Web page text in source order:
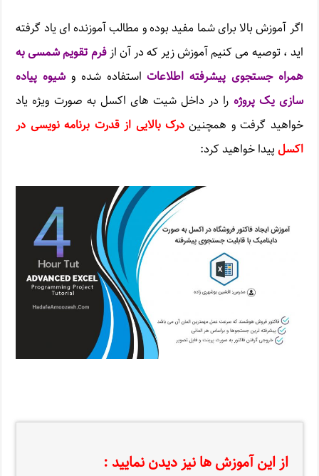
اگر آموزش بالا برای شما مفید بوده و مطالب آموزنده ای یاد گرفته
اید ، توصیه می کنیم آموزش زیر که در آن ازفرم تقویم شمسی به
همراه جستجوی پیشرفته اطلاعاتاستفاده شده وشیوه پیاده
سازی یک پروژه را در داخل شیت های اکسل به صورت ویژه یاد
خواهید گرفت و همچنیندرک بالایی از قدرت برنامه نویسی در
اکسلپیدا خواهید کرد:
از این آموزش ها نیز دیدن نمایید :